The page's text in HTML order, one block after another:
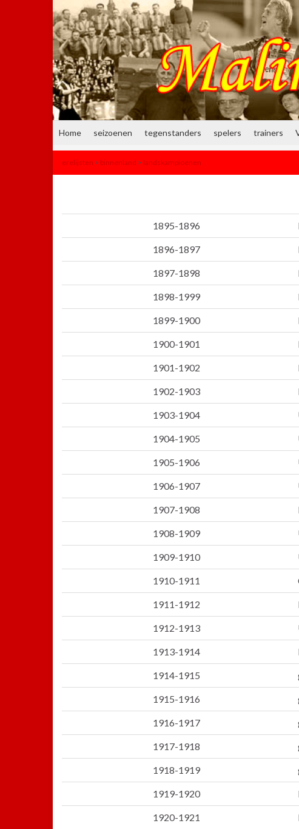
Home seizoenen tegenstanders spelers trainers
erelijsten > binnenland > landskampioenen
1895-1896
1896-1897
1897-1898
1898-1999
1899-1900
1900-1901
1901-1902
1902-1903
1903-1904
1904-1905
1905-1906
1906-1907
1907-1908
1908-1909
1909-1910
1910-1911
1911-1912
1912-1913
1913-1914
1914-1915
1915-1916
1916-1917
1917-1918
1918-1919
1919-1920
1920-1921